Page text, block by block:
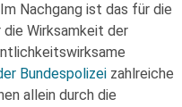
Nachgang ist das für die
Wirksamkeit der
Bundespolizei zahlreiche
allein durch die